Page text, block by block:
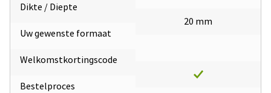
Dikte / Diepte
Uw gewenste formaat
Welkomstkortingscode
Bestelproces
20 mm